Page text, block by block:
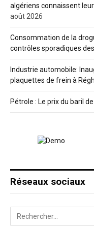
algériens connaissent
août 2026
Consommation de la
contrôles sporadiques
Industrie automobile:
plaquettes de frein à
Pétrole : Le prix du baril
Réseaux sociaux